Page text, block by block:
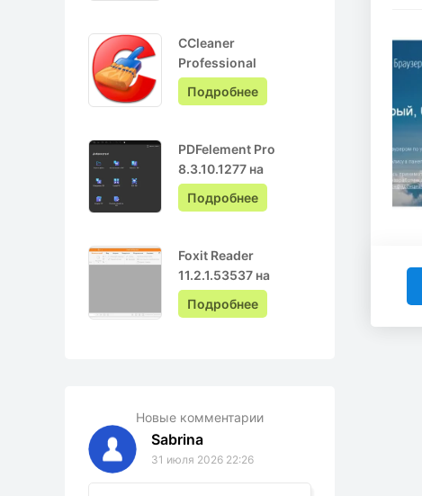
CCleaner
Professional
6.05.10110 + ключ
активации + Repack
Подробнее
PDFelement Pro
8.3.10.1277 на
Русском с ключом
Подробнее
Foxit Reader
11.2.1.53537 на
Русском
Подробнее
Новые комментарии
Sabrina
31 июля 2026 22:26